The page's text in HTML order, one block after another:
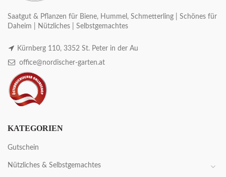
Saatgut & Pflanzen für Biene, Hummel, Schmetterling | Schönes für
Daheim | Nützliches | Selbstgemachtes
Kürnberg 110, 3352 St. Peter in der Au
office@nordischer-garten.at
KATEGORIEN
Gutschein
Nützliches & Selbstgemachtes